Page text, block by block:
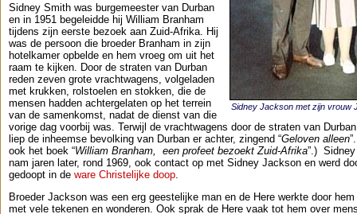
Sidney Jackson met zijn vrouw
Sidney Smith was burgemeester van Durban
en in 1951 begeleidde hij William Branham
tijdens zijn eerste bezoek aan Zuid-Afrika. Hij
was de persoon die broeder Branham in zijn
hotelkamer opbelde en hem vroeg om uit het
raam te kijken. Door de straten van Durban
reden zeven grote vrachtwagens, volgeladen
met krukken, rolstoelen en stokken, die de
mensen hadden achtergelaten op het terrein
van de samenkomst, nadat de dienst van die
vorige dag voorbij was. Terwijl de vrachtwagens door de straten van
liep de inheemse bevolking van Durban er achter, zingend “Geloven alleen
ook het boek “William Branham, een profeet bezoekt Zuid-Afrika”.)
nam jaren later, rond 1969, ook contact op met Sidney Jackson en werd
gedoopt in de ware Christelijke doop
Broeder Jackson was een erg geestelijke man en de Here werkte door hem
met vele tekenen en wonderen. Ook sprak de Here vaak tot hem over